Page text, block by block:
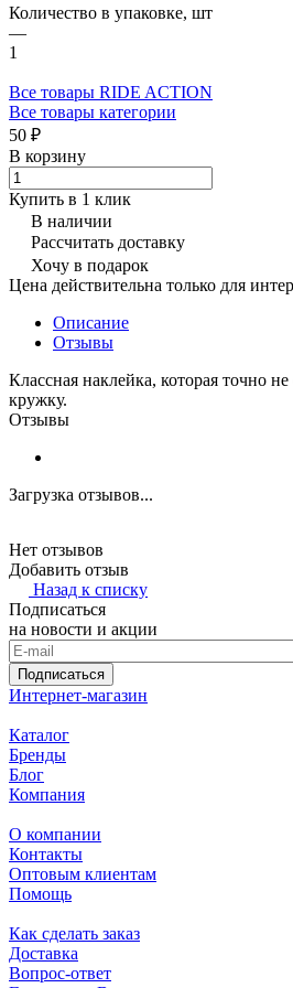
Количество в упаковке, шт
—
1
Все товары RIDE ACTION
Все товары категории
50 ₽
В корзину
Купить в 1 клик
В наличии
Рассчитать доставку
Хочу в подарок
Цена действительна только для
Описание
Отзывы
Классная наклейка, которая точно
кружку.
Отзывы
Загрузка отзывов...
Нет отзывов
Добавить отзыв
Назад к списку
Подписаться
на новости и акции
Подписаться
Интернет-магазин
Каталог
Бренды
Блог
Компания
О компании
Контакты
Оптовым клиентам
Помощь
Как сделать заказ
Доставка
Вопрос-ответ